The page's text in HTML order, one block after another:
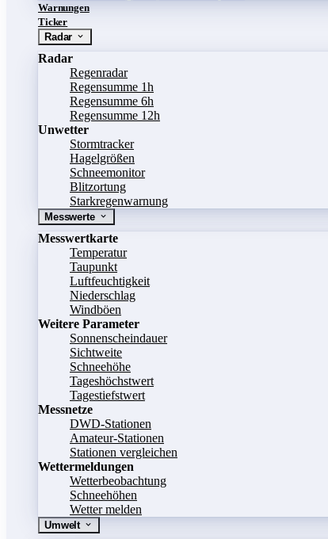
Warnungen
Ticker
Radar
Radar
Regenradar
Regensumme 1h
Regensumme 6h
Regensumme 12h
Unwetter
Stormtracker
Hagelgrößen
Schneemonitor
Blitzortung
Starkregenwarnung
Messwerte
Messwertkarte
Temperatur
Taupunkt
Luftfeuchtigkeit
Niederschlag
Windböen
Weitere Parameter
Sonnenscheindauer
Sichtweite
Schneehöhe
Tageshöchstwert
Tagestiefstwert
Messnetze
DWD-Stationen
Amateur-Stationen
Stationen vergleichen
Wettermeldungen
Wetterbeobachtung
Schneehöhen
Wetter melden
Umwelt